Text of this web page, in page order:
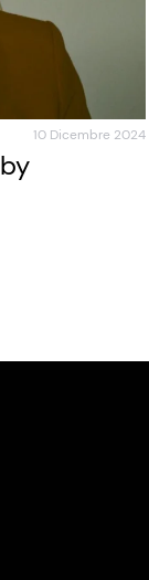
10 Dicembre 2024